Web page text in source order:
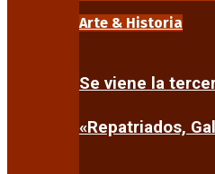
Arte & Historia
Se viene la
«Repatriados,